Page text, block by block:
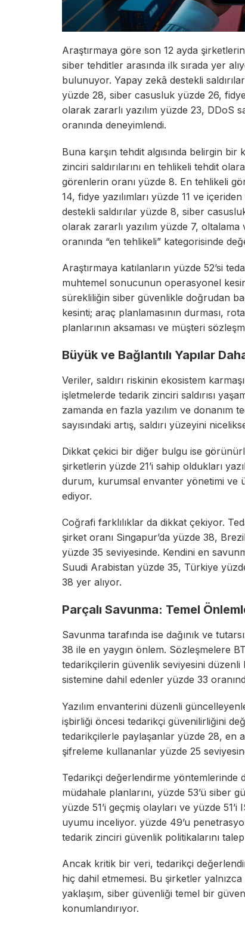
Araştırmaya göre son 12 ayda
siber tehditler arasında ilk sırada yer
bulunuyor. Yapay zekâ destekli
yüzde 28, siber casusluk yüzde 26,
olarak zararlı yazılım yüzde 23, DDoS
oranında deneyimlendi.
Buna karşın tehdit algısında belirgin
zinciri saldırılarını en tehlikeli tehdit
görenlerin oranı yüzde 8. En tehlikeli
14, fidye yazılımları yüzde 11 ve
destekli saldırılar yüzde 8, siber
olarak zararlı yazılım yüzde 7,
oranında “en tehlikeli” kategorisinde
Araştırmaya katılanların yüzde 52’si
muhtemel sonucunun operasyonel
sürekliliğin siber güvenlikle doğrudan
kesinti; araç planlamasının durması,
planlarının aksaması ve müşteri
Büyük ve Bağlantılı Yapılar
Veriler, saldırı riskinin ekosistem
işletmelerde tedarik zinciri saldırısı
zamanda en fazla yazılım ve donanım
sayısındaki artış, saldırı yüzeyini
Dikkat çekici bir diğer bulgu ise
şirketlerin yüzde 21’i sahip oldukları
durum, kurumsal envanter yönetimi
ediyor.
Coğrafi farklılıklar da dikkat çekiyor.
şirket oranı Singapur’da yüzde 38,
yüzde 35 seviyesinde. Kendini en
Suudi Arabistan yüzde 35, Türkiye
38 yer alıyor.
Parçalı Savunma: Temel
Savunma tarafında ise dağınık ve
38 ile en yaygın önlem. Sözleşmelere
tedarikçilerin güvenlik seviyesini
sistemine dahil edenler yüzde 33
Yazılım envanterini düzenli
işbirliği öncesi tedarikçi güvenilirliğini
tedarikçilerle paylaşanlar yüzde 28, en
şifreleme kullananlar yüzde 25
Tedarikçi değerlendirme yöntemlerinde
müdahale planlarını, yüzde 53’ü siber
yüzde 51’i geçmiş olayları ve yüzde
uyumu inceliyor. yüzde 49’u
tedarik zinciri güvenlik politikalarını
Ancak kritik bir veri, tedarikçi
hiç dahil etmemesi. Bu şirketler
yaklaşım, siber güvenliği temel bir
konumlandırıyor.